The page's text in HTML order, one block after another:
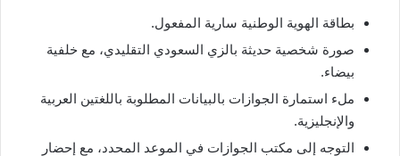
بطاقة الهوية الوطنية سارية المفعول.
صورة شخصية حديثة بالزي السعودي التقليدي، مع خلفية
بيضاء.
ملء استمارة الجوازات بالبيانات المطلوبة باللغتين العربية
والإنجليزية.
التوجه إلى مكتب الجوازات في الموعد المحدد، مع إحضار